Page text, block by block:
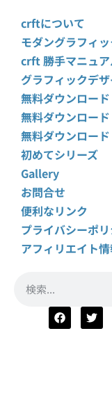
crftについて
モダングラフィ
crft 勝手マニュ
グラフィックデ
無料ダウンロー
無料ダウンロ
無料ダウンロー
初めてシリーズ
Gallery
お問合せ
便利なリンク
プライバシーポ
アフィリエイト